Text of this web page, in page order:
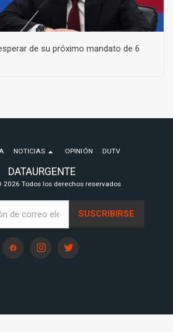
de su próximo mandato de 6
DATAURGENTE
2026 Todos los derechos reservados
NOTICIAS OPINIÓN DUTV
SUSCRIBIRSE